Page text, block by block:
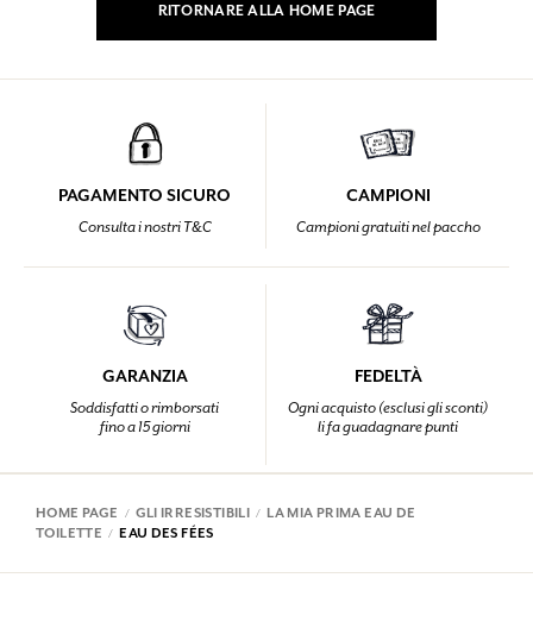
RITORNARE ALLA HOME PAGE
PAGAMENTO SICURO
Consulta i nostri T&C
CAMPIONI
Campioni gratuiti nel paccho
GARANZIA
Soddisfatti o rimborsati
fino a 15 giorni
FEDELTÀ
Ogni acquisto (esclusi gli sconti)
li fa guadagnare punti
HOME PAGE GLI IRRESISTIBILI
LA MIA PRIMA EAU DE
TOILETTE
EAU DES FÉES